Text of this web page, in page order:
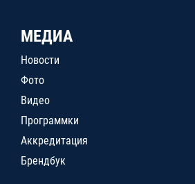
МЕДИА
Новости
Фото
Видео
Программки
Аккредитация
Брендбук